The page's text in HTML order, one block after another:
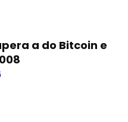
a do Bitcoin e